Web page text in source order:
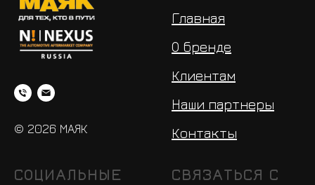
© 2026 МАЯК
Главная
О бренде
Клиентам
Наши партнеры
Контакты
СОЦИАЛЬНЫЕ
СВЯЗАТЬСЯ С